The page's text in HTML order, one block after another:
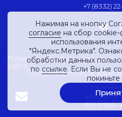
+7 (8332)
Политика обработки
сайта
Политика в области
Нажимая на кнопку
согласие на сбор
использования
"Яндекс.Метрика".
обработки данных
поссылке. Если Вы не
покиньте